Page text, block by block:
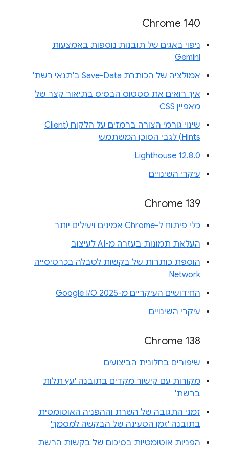
Chrome 140
ניפוי באגים של תובנות נוספות באמצעות
Gemini
אמולציה של הכותרת Save-Data ב'תנאי רשת'
איך רואים את סטטוס הבסיס בתיאור קצר של
מאפיין CSS
שינוי גורמי הצורה ברמזים על הלקוח (Client
Hints) לגבי הסוכן המשתמש
Lighthouse 12.8.0
עיקרי השינויים
Chrome 139
כלי פיתוח ל-Chrome אמינים ויעילים יותר
העלאת תמונות בעזרה מ-AI לעיצוב
הוספת כותרות של בקשות לטבלה בכרטיסייה
Network
החידושים העיקריים מ-Google I/O 2025
עיקרי השינויים
Chrome 138
שיפורים בחלונית הביצועים
מקורות עם קישור מקדים בתובנה 'עץ תלות
ברשת'
זמני התגובה של השרת וההפניה האוטומטית
בתובנה 'זמן הטעינה של הבקשה למסמך'
הפניות אוטומטיות בסיכום של בקשות הרשת